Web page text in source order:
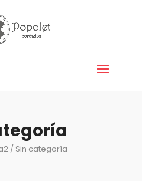
/ Sin categoría